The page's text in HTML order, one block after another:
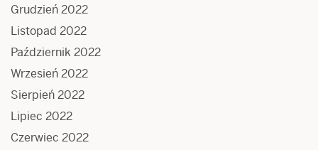
Grudzień 2022
Listopad 2022
Październik 2022
Wrzesień 2022
Sierpień 2022
Lipiec 2022
Czerwiec 2022